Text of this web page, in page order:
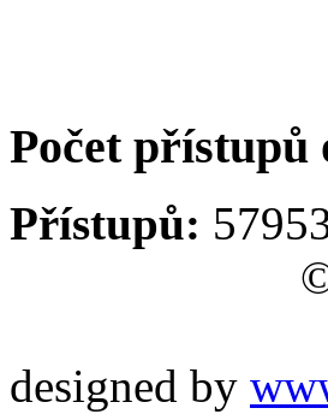
Počet přístupů
Přístupů:
designed by